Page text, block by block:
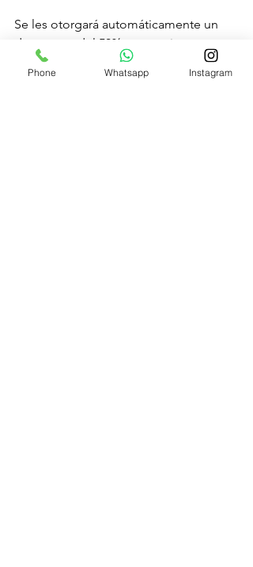
Se les otorgará automáticamente un
descuento del 50% en su primera
sesión de fisioterapia o entrenamiento
personalizado, que podrán disfrutar en
Phone Whatsapp Instagram